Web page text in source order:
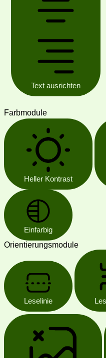
Text ausrichten
Farbmodule
Heller Kontrast
Einfarbig
Orientierungsmodule
Leselinie